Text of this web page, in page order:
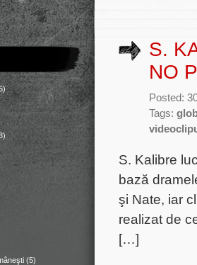
(5)
S.
NO
Posted:
Tags:
S. Kalibre
bază
şi Nate, iar
realizat de
[…]